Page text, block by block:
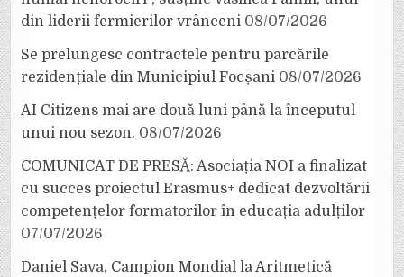
din liderii fermierilor vrânceni 08/07/2026
Se prelungesc contractele pentru parcările
rezidențiale din Municipiul Focșani 08/07/2026
AI Citizens mai are două luni până la începutul
unui nou sezon. 08/07/2026
COMUNICAT DE PRESĂ: Asociația NOI a finalizat
cu succes proiectul Erasmus+ dedicat dezvoltării
competențelor formatorilor în educația adulților
07/07/2026
Daniel Sava, Campion Mondial la Aritmetică